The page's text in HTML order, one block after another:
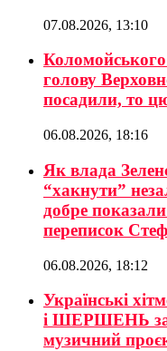
07.08.2026, 13:10
голову
посадили, то
06.08.2026, 18:16
Як влада
“хакнути”
добре
переписок
06.08.2026, 18:12
Українські
і ШЕРШЕНЬ
музичний